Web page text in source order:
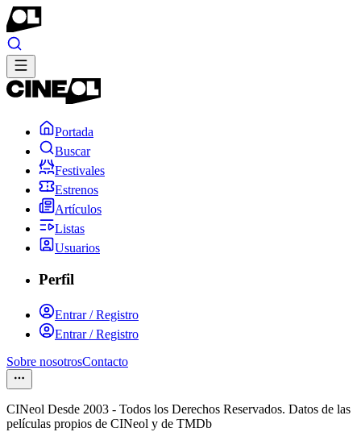
Portada
Buscar
Festivales
Estrenos
Artículos
Listas
Usuarios
Perfil
Entrar / Registro
Entrar / Registro
Sobre nosotrosContacto
CINeol Desde 2003 - Todos los Derechos Reservados. Datos de las
películas propios de CINeol y de TMDb